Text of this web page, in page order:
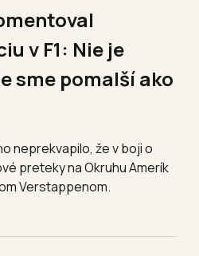
v F1: Nie je
sme pomalší ako
neprekvapilo, že v boji o
preteky na Okruhu Amerík
Verstappenom.